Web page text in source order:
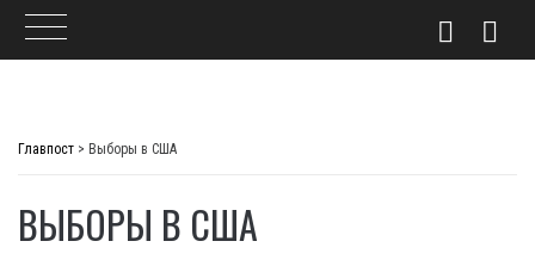
Главпост > Выборы в США
ВЫБОРЫ В США